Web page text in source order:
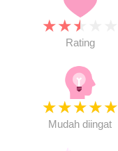
★★★
Rating
★★★★★
Mudah diingat